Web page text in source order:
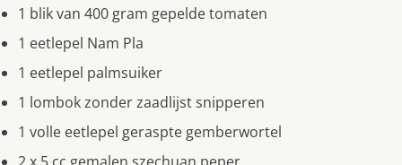
1 blik van 400 gram gepelde tomaten
1 eetlepel Nam Pla
1 eetlepel palmsuiker
1 lombok zonder zaadlijst snipperen
1 volle eetlepel geraspte gemberwortel